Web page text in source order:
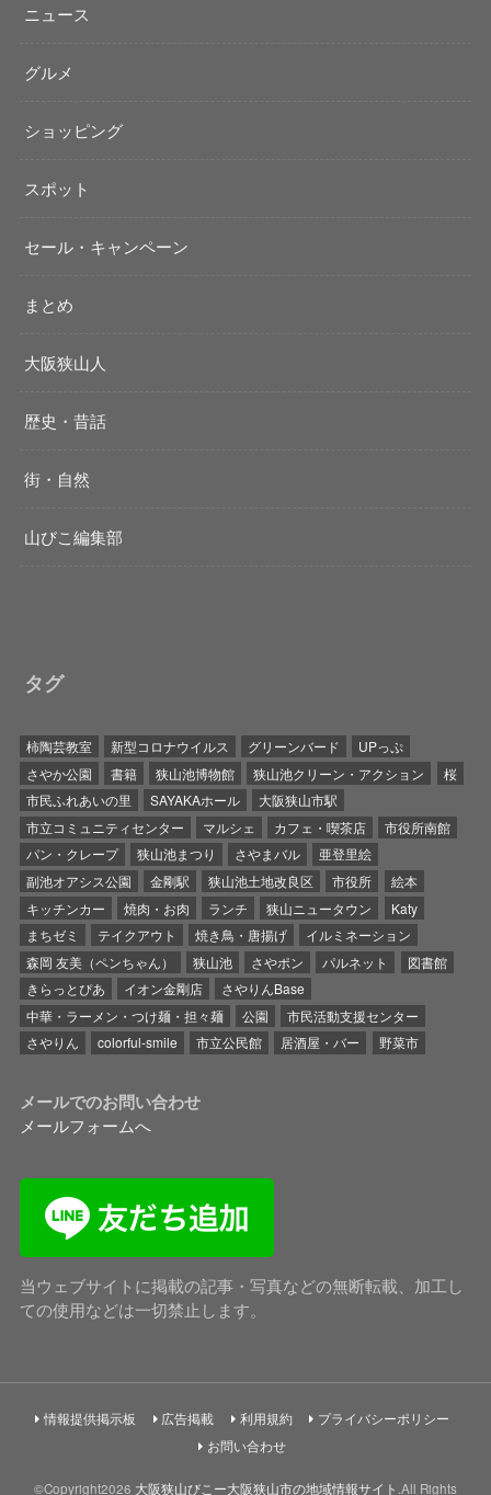
ニュース
グルメ
ショッピング
スポット
セール・キャンペーン
まとめ
大阪狭山人
歴史・昔話
街・自然
山びこ編集部
タグ
柿陶芸教室 新型コロナウイルス グリーンバード
UPっぷ
さやか公園
書籍 狭山池博物館 狭山池クリーン・アクション
桜
市民ふれあいの里
SAYAKAホール
大阪狭山市駅
市立コミュニティセンター
マルシェ カフェ・喫茶店
市役所南館
パン・クレープ
狭山池まつり さやまバル
亜登里絵
副池オアシス公園
金剛駅 狭山池土地改良区 市役所
絵本
キッチンカー
焼肉・お肉 ランチ 狭山ニュータウン
Katy
まちゼミ
テイクアウト 焼き鳥・唐揚げ
イルミネーション
森岡 友美（ペンちゃん）
狭山池 さやポン パルネット
図書館
きらっとぴあ
イオン金剛店
さやりんBase
中華・ラーメン・つけ麺・担々麺
公園
市民活動支援センター
さやりん
colorful-smile 市立公民館 居酒屋・バー 野菜市
メールでのお問い合わせ
メールフォームへ
当ウェブサイトに掲載の記事・写真などの無断転載、加工し
ての使用などは一切禁止します。
情報提供掲示板 広告掲載 利用規約
プライバシーポリシー
お問い合わせ
©Copyright2026 大阪狭山びこー大阪狭山市の地域情報サイト .All Rights